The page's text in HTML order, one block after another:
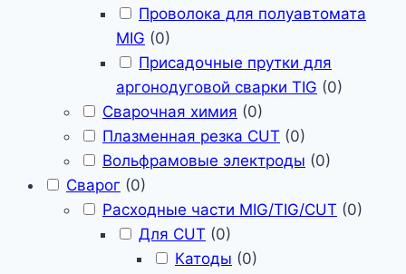
Проволока для полуавтомата
MIG (0)
Присадочные прутки для
аргонодуговой сварки TIG (0)
Сварочная химия (0)
Плазменная резка CUT (0)
Вольфрамовые электроды (0)
Сварог (0)
Расходные части MIG/TIG/CUT (0)
Для CUT (0)
Катоды (0)